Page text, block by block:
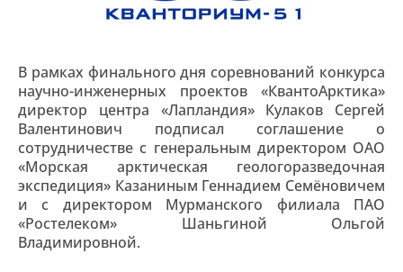
В рамках финального дня соревнований конкурса
научно-инженерных проектов «КвантоАрктика»
директор центра «Лапландия» Кулаков Сергей
Валентинович подписал соглашение о
сотрудничестве с генеральным директором ОАО
«Морская арктическая геологоразведочная
экспедиция» Казаниным Геннадием Семёновичем
и с директором Мурманского филиала ПАО
«Ростелеком» Шаньгиной Ольгой
Владимировной.